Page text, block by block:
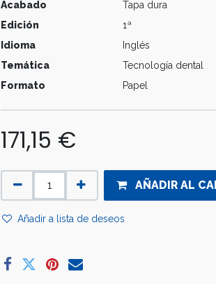
Acabado
Tapa dura
Edición
1ª
Idioma
Inglés
Temática
Tecnología dental
Formato
Papel
171,15 €
AÑADIR AL
Añadir a lista de deseos